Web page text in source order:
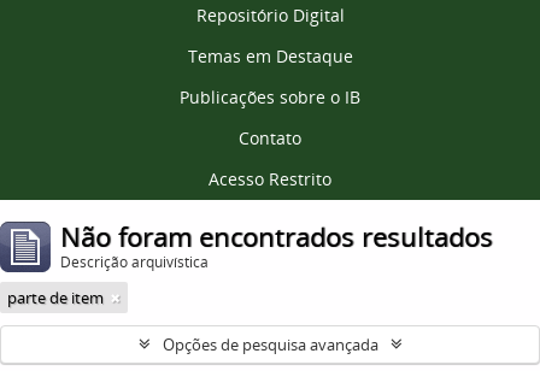
Repositório Digital
Temas em Destaque
Publicações sobre o IB
Contato
Acesso Restrito
Não foram encontrados resultados
Descrição arquivística
parte de item
Opções de pesquisa avançada